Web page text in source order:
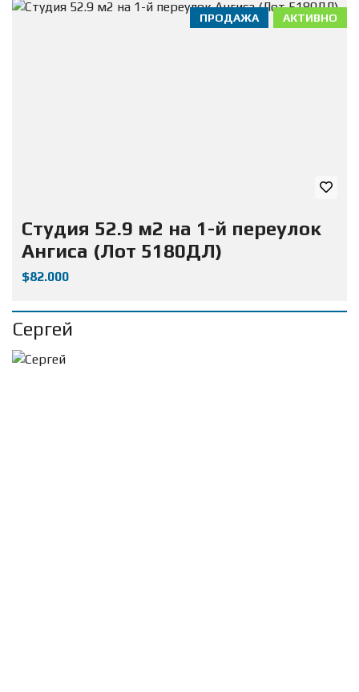
АКТИВНО
ПРОДАЖА
Студия 52.9 м2 на 1-й переулок
Ангиса (Лот 5180ДЛ)
$82.000
Сергей